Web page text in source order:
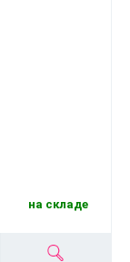
на складе